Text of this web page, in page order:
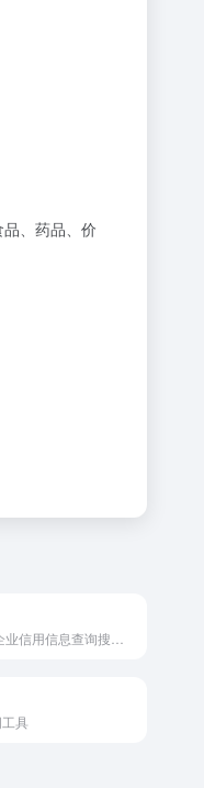
、药品、价
具